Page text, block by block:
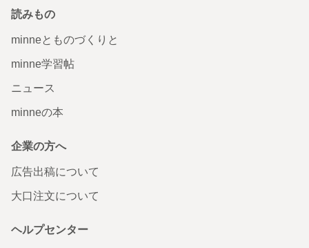
読みもの
minneとものづくりと
minne学習帖
ニュース
minneの本
企業の方へ
広告出稿について
大口注文について
ヘルプセンター